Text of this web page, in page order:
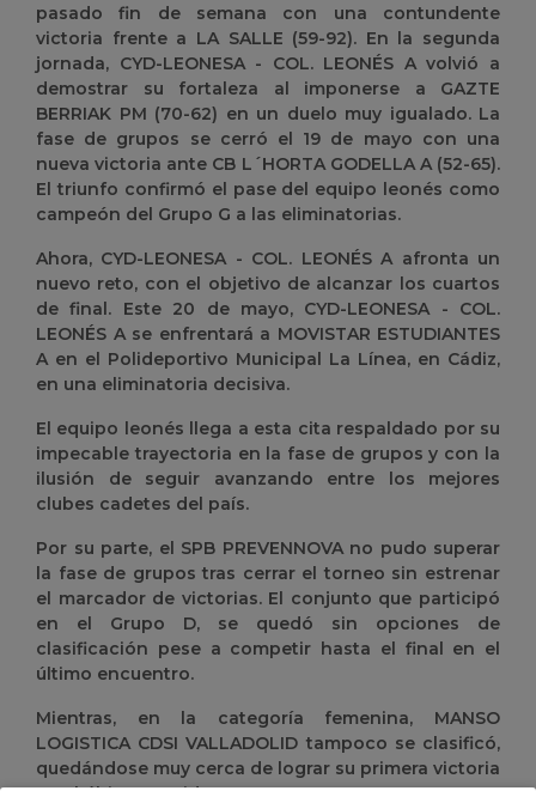
pasado fin de semana con una contundente
victoria frente a LA SALLE (59-92). En la segunda
jornada, CYD-LEONESA - COL. LEONÉS A volvió a
demostrar su fortaleza al imponerse a GAZTE
BERRIAK PM (70-62) en un duelo muy igualado. La
fase de grupos se cerró el 19 de mayo con una
nueva victoria ante CB L´HORTA GODELLA A (52-65).
El triunfo confirmó el pase del equipo leonés como
campeón del Grupo G a las eliminatorias.
Ahora, CYD-LEONESA - COL. LEONÉS A afronta un
nuevo reto, con el objetivo de alcanzar los cuartos
de final. Este 20 de mayo, CYD-LEONESA - COL.
LEONÉS A se enfrentará a MOVISTAR ESTUDIANTES
A en el Polideportivo Municipal La Línea, en Cádiz,
en una eliminatoria decisiva.
El equipo leonés llega a esta cita respaldado por su
impecable trayectoria en la fase de grupos y con la
ilusión de seguir avanzando entre los mejores
clubes cadetes del país.
Por su parte, el SPB PREVENNOVA no pudo superar
la fase de grupos tras cerrar el torneo sin estrenar
el marcador de victorias. El conjunto que participó
en el Grupo D, se quedó sin opciones de
clasificación pese a competir hasta el final en el
último encuentro.
Mientras, en la categoría femenina, MANSO
LOGISTICA CDSI VALLADOLID tampoco se clasificó,
quedándose muy cerca de lograr su primera victoria
en el último partido contra MERCADO CENTRAL OSB